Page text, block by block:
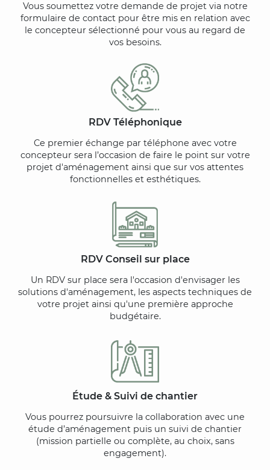
Vous soumettez votre demande de projet via notre
formulaire de contact pour être mis en relation avec
le concepteur sélectionné pour vous au regard de
vos besoins.
RDV Téléphonique
Ce premier échange par téléphone avec votre
concepteur sera l’occasion de faire le point sur votre
projet d'aménagement ainsi que sur vos attentes
fonctionnelles et esthétiques.
RDV Conseil sur place
Un RDV sur place sera l'occasion d'envisager les
solutions d'aménagement, les aspects techniques de
votre projet ainsi qu'une première approche
budgétaire.
Étude & Suivi de chantier
Vous pourrez poursuivre la collaboration avec une
étude d’aménagement puis un suivi de chantier
(mission partielle ou complète, au choix, sans
engagement).